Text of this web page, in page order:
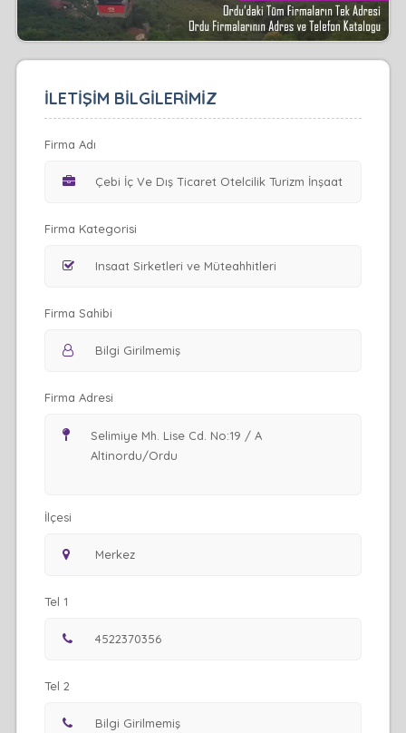
İLETİŞİM BİLGİLERİMİZ
Firma Adı
Firma Kategorisi
Firma Sahibi
Firma Adresi
İlçesi
Tel 1
Tel 2